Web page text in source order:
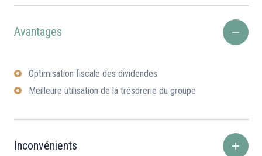
Avantages
Optimisation fiscale des dividendes
Meilleure utilisation de la trésorerie du groupe
Inconvénients